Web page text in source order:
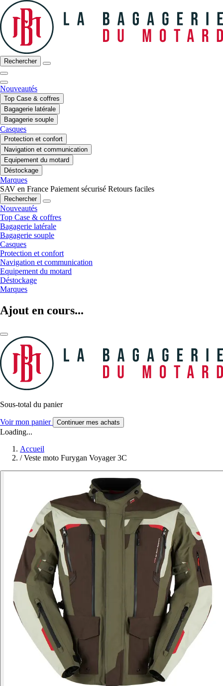
Rechercher
Nouveautés
Top Case & coffres
Bagagerie latérale
Bagagerie souple
Casques
Protection et confort
Navigation et communication
Equipement du motard
Déstockage
Marques
SAV en France Paiement sécurisé Retours faciles
Rechercher
Nouveautés
Top Case & coffres
Bagagerie latérale
Bagagerie souple
Casques
Protection et confort
Navigation et communication
Equipement du motard
Déstockage
Marques
Ajout en cours...
Sous-total du panier
Voir mon panier Continuer mes achats
Loading...
Accueil
/ Veste moto Furygan Voyager 3C